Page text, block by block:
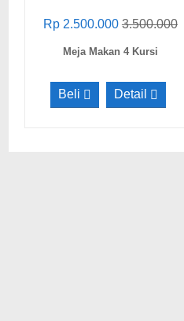
Rp 2.500.000 3.500.000
Meja Makan 4 Kursi
Beli Detail